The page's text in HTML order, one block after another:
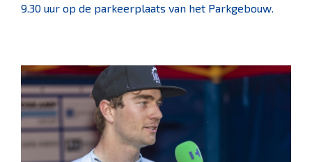
9.30 uur op de parkeerplaats van het Parkgebouw.